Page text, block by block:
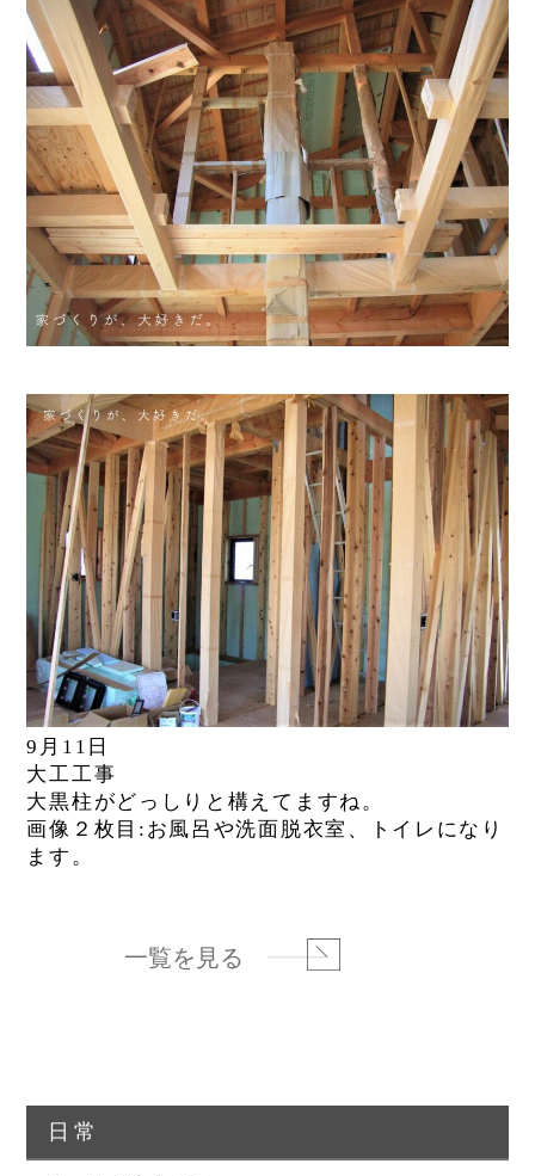
9月11日
大工工事
大黒柱がどっしりと構えてますね。
画像２枚目:お風呂や洗面脱衣室、トイレになり
ます。
一覧を見る
日常